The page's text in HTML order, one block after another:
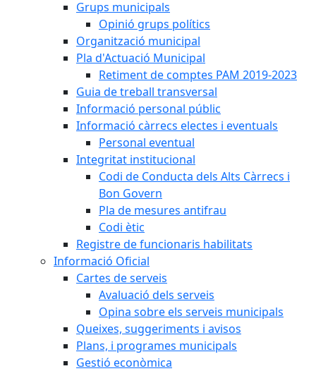
Grups municipals
Opinió grups polítics
Organització municipal
Pla d'Actuació Municipal
Retiment de comptes PAM 2019-2023
Guia de treball transversal
Informació personal públic
Informació càrrecs electes i eventuals
Personal eventual
Integritat institucional
Codi de Conducta dels Alts Càrrecs i
Bon Govern
Pla de mesures antifrau
Codi ètic
Registre de funcionaris habilitats
Informació Oficial
Cartes de serveis
Avaluació dels serveis
Opina sobre els serveis municipals
Queixes, suggeriments i avisos
Plans, i programes municipals
Gestió econòmica